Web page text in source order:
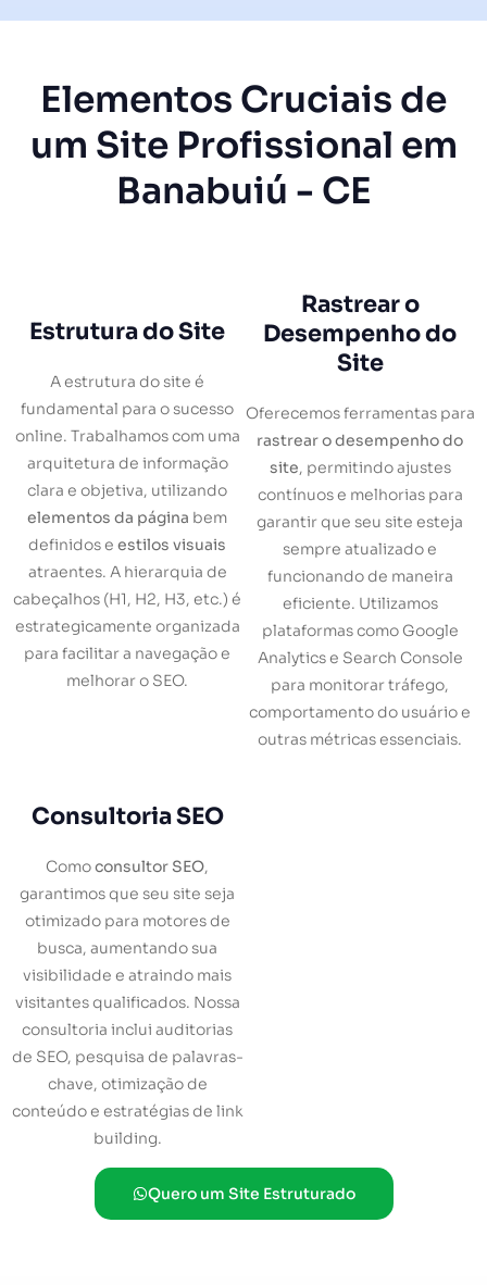
Elementos Cruciais de
um Site Profissional em
Banabuiú - CE
Estrutura do Site
A estrutura do site é
fundamental para o sucesso
online. Trabalhamos com uma
arquitetura de informação
clara e objetiva, utilizando
elementos da página bem
definidos e estilos visuais
atraentes. A hierarquia de
cabeçalhos (H1, H2, H3, etc.) é
estrategicamente organizada
para facilitar a navegação e
melhorar o SEO.
Rastrear o
Desempenho do
Site
Oferecemos ferramentas para
rastrear o desempenho do
site, permitindo ajustes
contínuos e melhorias para
garantir que seu site esteja
sempre atualizado e
funcionando de maneira
eficiente. Utilizamos
plataformas como Google
Analytics e Search Console
para monitorar tráfego,
comportamento do usuário e
outras métricas essenciais.
Consultoria SEO
Comoconsultor SEO,
garantimos que seu site seja
otimizado para motores de
busca, aumentando sua
visibilidade e atraindo mais
visitantes qualificados. Nossa
consultoria inclui auditorias
de SEO, pesquisa de palavras-
chave, otimização de
conteúdo e estratégias de link
building.
Quero um Site Estruturado